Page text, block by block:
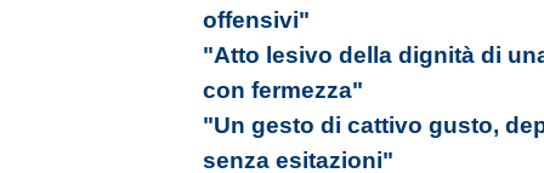
offensivi"
"Atto lesivo della dignità di
con fermezza"
"Un gesto di cattivo gusto,
senza esitazioni"